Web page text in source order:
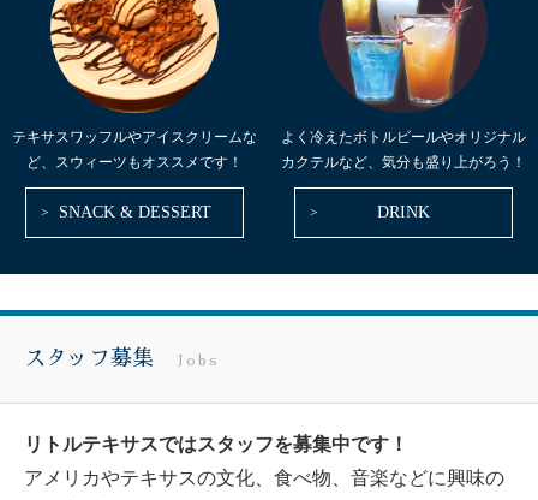
テキサスワッフルやアイスクリームな
ど、スウィーツもオススメです！
SNACK & DESSERT
よく冷えたボトルビールやオリジナル
カクテルなど、気分も盛り上がろう！
DRINK
スタッフ募集 Jobs
リトルテキサスではスタッフを募集中です！
アメリカやテキサスの文化、食べ物、音楽などに興味の